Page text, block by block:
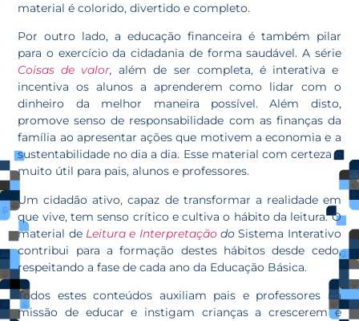
material é colorido, divertido e completo.
Por outro lado, a educação financeira é também pilar
para o exercício da cidadania de forma saudável. A série
Coisas de valor,além de ser completa, é interativa e
incentiva os alunos a aprenderem como lidar com o
dinheiro da melhor maneira possível. Além disto,
promove senso de responsabilidade com as finanças da
família ao apresentar ações que motivem a economia e a
sustentabilidade no dia a dia. Esse material com certeza é
muito útil para pais, alunos e professores.
Um cidadão ativo, capaz de transformar a realidade em
que vive, tem senso crítico e cultiva o hábito da leitura. O
material de Leitura e InterpretaçãodoSistema Interativo
contribui para a formação destes hábitos desde cedo,
respeitando a fase de cada ano da Educação Básica.
Todos estes conteúdos auxiliam pais e professores na
missão de educar e instigam crianças a crescerem e